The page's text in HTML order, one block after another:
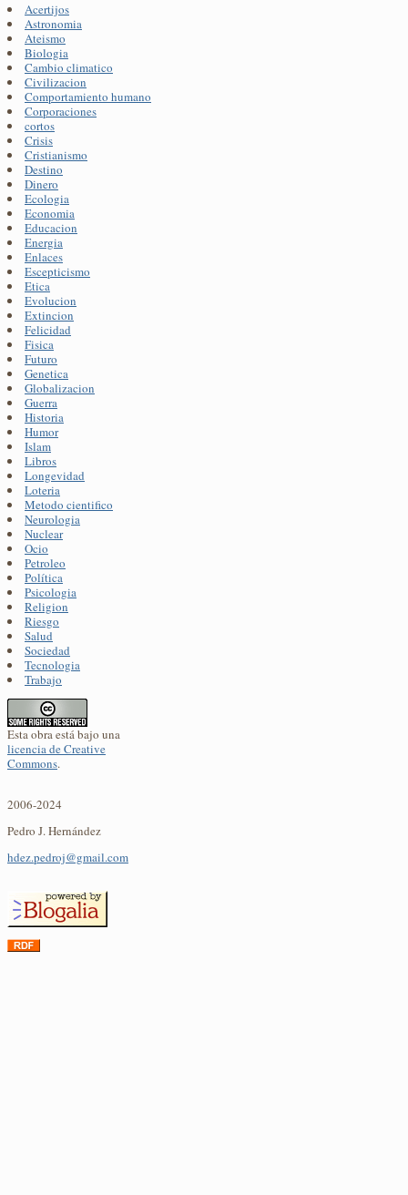
Acertijos
Astronomia
Ateismo
Biologia
Cambio climatico
Civilizacion
Comportamiento humano
Corporaciones
cortos
Crisis
Cristianismo
Destino
Dinero
Ecologia
Economia
Educacion
Energia
Enlaces
Escepticismo
Etica
Evolucion
Extincion
Felicidad
Fisica
Futuro
Genetica
Globalizacion
Guerra
Historia
Humor
Islam
Libros
Longevidad
Loteria
Metodo cientifico
Neurologia
Nuclear
Ocio
Petroleo
Política
Psicologia
Religion
Riesgo
Salud
Sociedad
Tecnologia
Trabajo
Esta obra está bajo una
licencia de Creative
Commons.
2006-2024
Pedro J. Hernández
hdez.pedroj@gmail.com